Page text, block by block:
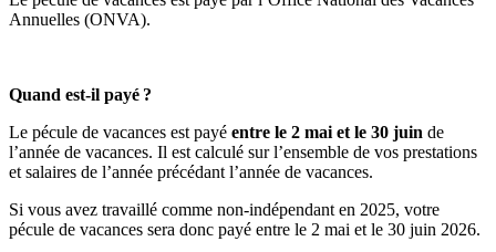
Annuelles (ONVA).
Quand est-il payé ?
Le pécule de vacances est payé entre le 2 mai et le 30 juin de
l’année de vacances. Il est calculé sur l’ensemble de vos prestations
et salaires de l’année précédant l’année de vacances.
Si vous avez travaillé comme non-indépendant en 2025, votre
pécule de vacances sera donc payé entre le 2 mai et le 30 juin 2026.